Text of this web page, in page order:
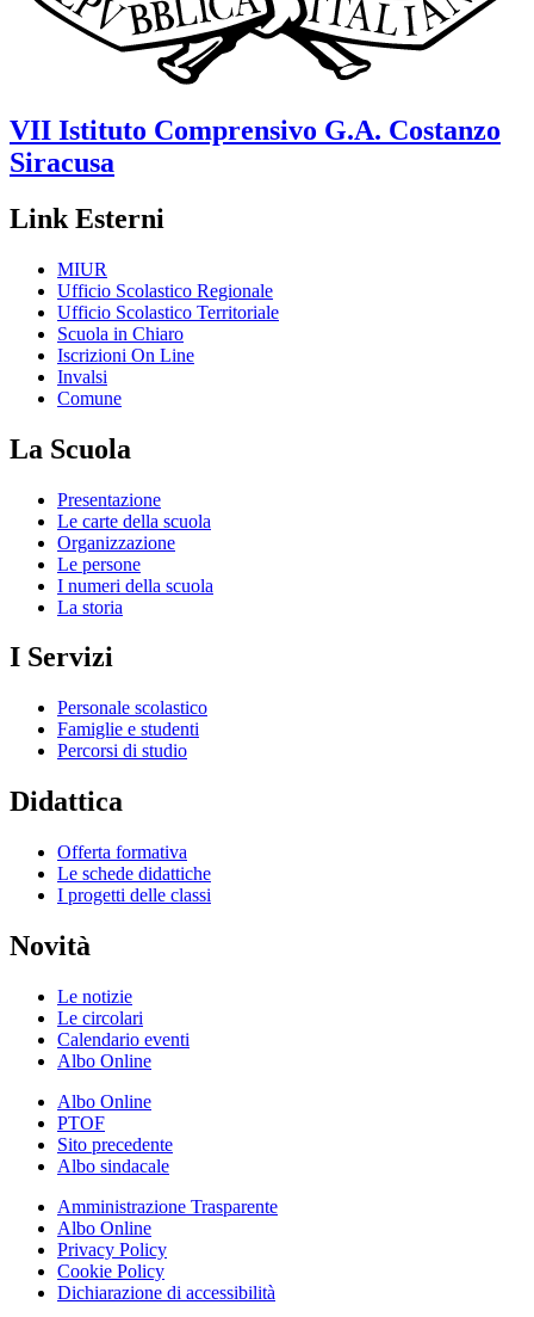
VII Istituto Comprensivo G.A. Costanzo
Siracusa
Link Esterni
MIUR
Ufficio Scolastico Regionale
Ufficio Scolastico Territoriale
Scuola in Chiaro
Iscrizioni On Line
Invalsi
Comune
La Scuola
Presentazione
Le carte della scuola
Organizzazione
Le persone
I numeri della scuola
La storia
I Servizi
Personale scolastico
Famiglie e studenti
Percorsi di studio
Didattica
Offerta formativa
Le schede didattiche
I progetti delle classi
Novità
Le notizie
Le circolari
Calendario eventi
Albo Online
Albo Online
PTOF
Sito precedente
Albo sindacale
Amministrazione Trasparente
Albo Online
Privacy Policy
Cookie Policy
Dichiarazione di accessibilità